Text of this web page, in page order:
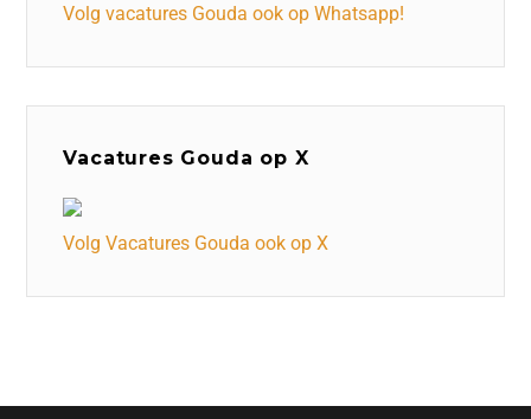
Volg vacatures Gouda ook op Whatsapp!
Vacatures Gouda op X
Volg Vacatures Gouda ook op X